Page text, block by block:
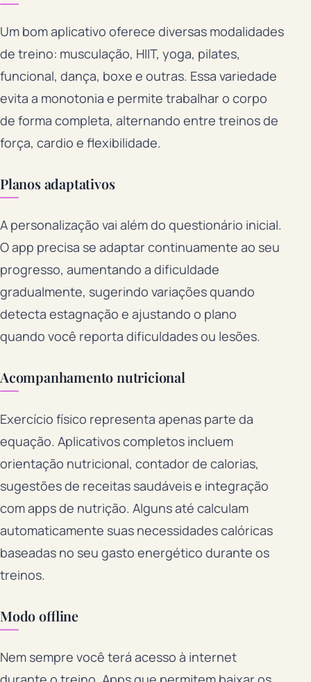
Um bom aplicativo oferece diversas modalidades
de treino: musculação, HIIT, yoga, pilates,
funcional, dança, boxe e outras. Essa variedade
evita a monotonia e permite trabalhar o corpo
de forma completa, alternando entre treinos de
força, cardio e flexibilidade.
Planos adaptativos
A personalização vai além do questionário inicial.
O app precisa se adaptar continuamente ao seu
progresso, aumentando a dificuldade
gradualmente, sugerindo variações quando
detecta estagnação e ajustando o plano
quando você reporta dificuldades ou lesões.
Acompanhamento nutricional
Exercício físico representa apenas parte da
equação. Aplicativos completos incluem
orientação nutricional, contador de calorias,
sugestões de receitas saudáveis e integração
com apps de nutrição. Alguns até calculam
automaticamente suas necessidades calóricas
baseadas no seu gasto energético durante os
treinos.
Modo offline
Nem sempre você terá acesso à internet